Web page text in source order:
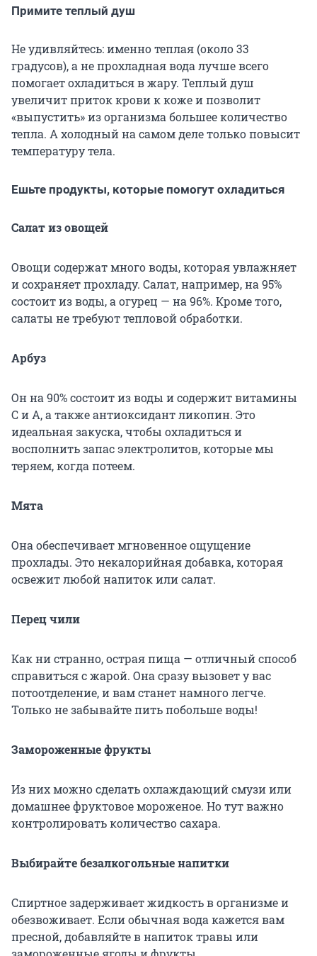
Примите теплый душ
Не удивляйтесь: именно теплая (около 33
градусов), а не прохладная вода лучше всего
помогает охладиться в жару. Теплый душ
увеличит приток крови к коже и позволит
«выпустить» из организма большее количество
тепла. А холодный на самом деле только повысит
температуру тела.
Ешьте продукты, которые помогут охладиться
Салат из овощей
Овощи содержат много воды, которая увлажняет
и сохраняет прохладу. Салат, например, на 95%
состоит из воды, а огурец — на 96%. Кроме того,
салаты не требуют тепловой обработки.
Арбуз
Он на 90% состоит из воды и содержит витамины
С и А, а также антиоксидант ликопин. Это
идеальная закуска, чтобы охладиться и
восполнить запас электролитов, которые мы
теряем, когда потеем.
Мята
Она обеспечивает мгновенное ощущение
прохлады. Это некалорийная добавка, которая
освежит любой напиток или салат.
Перец чили
Как ни странно, острая пища — отличный способ
справиться с жарой. Она сразу вызовет у вас
потоотделение, и вам станет намного легче.
Только не забывайте пить побольше воды!
Замороженные фрукты
Из них можно сделать охлаждающий смузи или
домашнее фруктовое мороженое. Но тут важно
контролировать количество сахара.
Выбирайте безалкогольные напитки
Спиртное задерживает жидкость в организме и
обезвоживает. Если обычная вода кажется вам
пресной, добавляйте в напиток травы или